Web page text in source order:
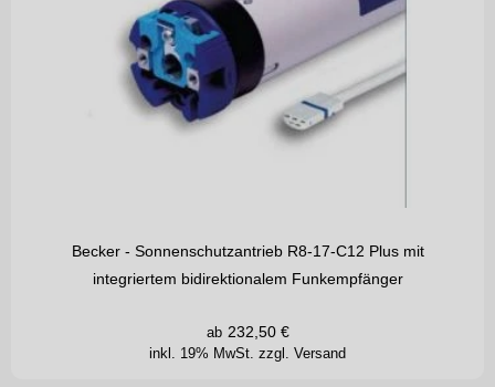
Becker - Sonnenschutzantrieb R8-17-C12 Plus mit
integriertem bidirektionalem Funkempfänger
inkl. 19% MwSt. zzgl. Versand
ab 232,50€